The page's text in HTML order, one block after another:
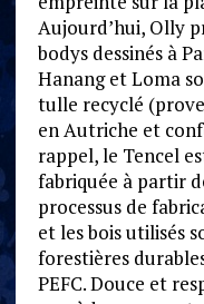
Aujourd’hui, Olly
bodys dessinés à
Hanang et Loma
tulle recyclé
en Autriche et
rappel, le Tencel
fabriquée à partir
processus de
et les bois utilisés
forestières
PEFC. Douce et